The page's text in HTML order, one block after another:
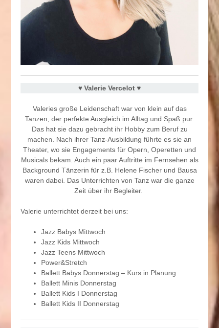
♥︎ Valerie Vercelot ♥︎
Valeries große Leidenschaft war von klein auf das
Tanzen, der perfekte Ausgleich im Alltag und Spaß pur.
Das hat sie dazu gebracht ihr Hobby zum Beruf zu
machen. Nach ihrer Tanz-Ausbildung führte es sie an
Theater, wo sie Engagements für Opern, Operetten und
Musicals bekam. Auch ein paar Auftritte im Fernsehen als
Background Tänzerin für z.B. Helene Fischer und Bausa
waren dabei. Das Unterrichten von Tanz war die ganze
Zeit über ihr Begleiter.
Valerie unterrichtet derzeit bei uns:
Jazz Babys Mittwoch
Jazz Kids Mittwoch
Jazz Teens Mittwoch
Power&Stretch
Ballett Babys Donnerstag – Kurs in Planung
Ballett Minis Donnerstag
Ballett Kids I Donnerstag
Ballett Kids II Donnerstag